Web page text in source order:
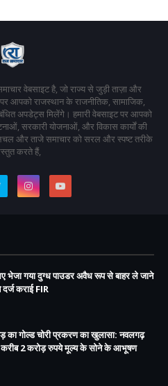
वेबसाइट है, जो राज्य से जुड़ी ताज़ा और
आपको राजस्थान के राजनीतिक, सामाजिक,
अपडेट्स मिलेंगे। हमारी वेबसाइट पर आपको
सरकारी योजनाओं, और विकास कार्यों की
और ताजे समाचार को सरल और स्पष्ट तरीके
करते हैं,
भेजा गया दुग्ध पाउडर अवैध रूप से बाहर ले जाने
कराई FIR
का गोल्ड चोरी प्रकरण का खुलासा: नवलगढ़
करीब 2 करोड़ रुपये मूल्य के सोने के आभूषण